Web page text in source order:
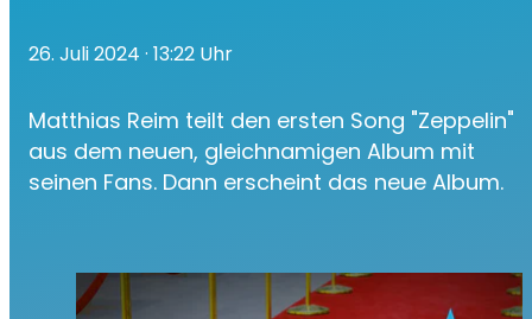
26. Juli 2024 · 13:22 Uhr
Matthias Reim teilt den ersten Song "Zeppelin"
aus dem neuen, gleichnamigen Album mit
seinen Fans. Dann erscheint das neue Album.